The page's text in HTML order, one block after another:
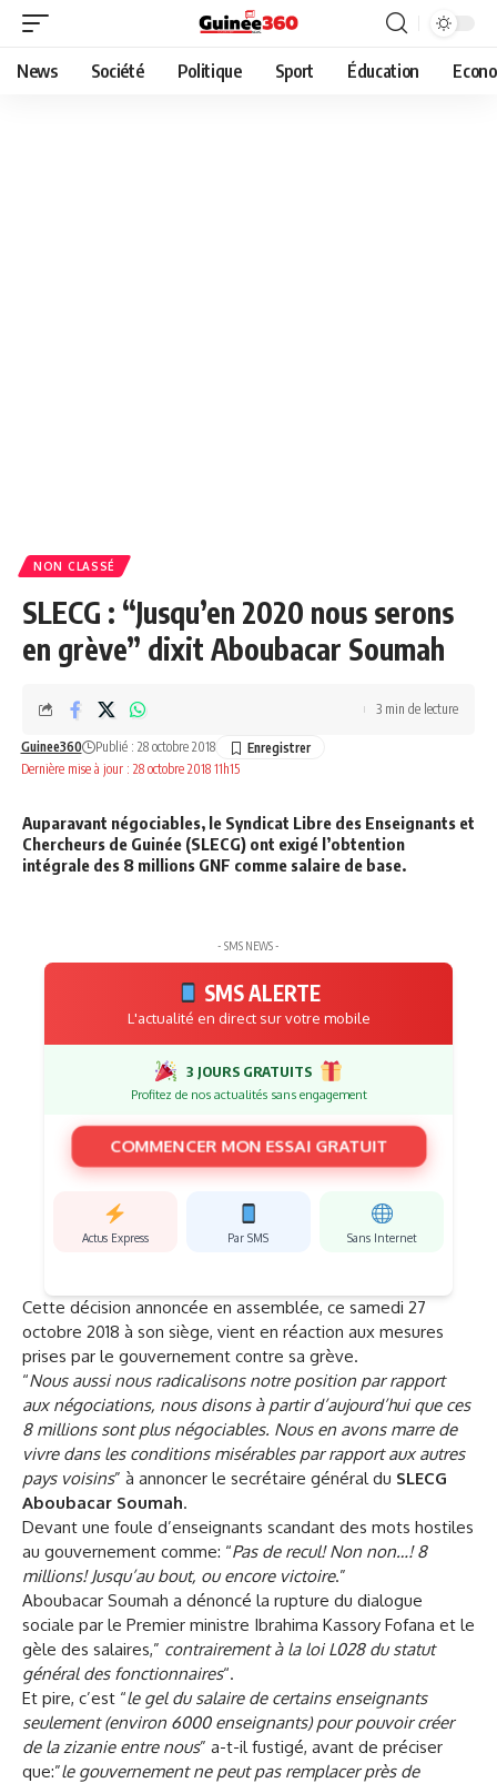
News Société Politique Sport Éducation
NON CLASSÉ
SLECG : “Jusqu’en 2020 nous serons
en grève” dixit Aboubacar Soumah
Dernière mise à jour : 28 octobre 2018 11h15
Guinee360 Publié : 28 octobre 2018
3 min de lecture
Auparavant négociables, le Syndicat Libre des Enseignants et
Chercheurs de Guinée (SLECG) ont exigé l’obtention
intégrale des 8 millions GNF comme salaire de base.
- SMS NEWS -
SMS ALERTE
L'actualité en direct sur votre mobile
3 JOURS GRATUITS
Profitez de nos actualités sans engagement
COMMENCER MON ESSAI GRATUIT
Actus Express Par SMS Sans Internet
Cette décision annoncée en assemblée, ce samedi 27
octobre 2018 à son siège, vient en réaction aux mesures
prises par le gouvernement contre sa grève.
“Nous aussi nous radicalisons notre position par rapport
aux négociations, nous disons à partir d’aujourd’hui que ces
8 millions sont plus négociables. Nous en avons marre de
vivre dans les conditions misérables par rapport aux autres
pays voisins” à annoncer le secrétaire général du SLECG
Aboubacar Soumah.
Devant une foule d’enseignants scandant des mots hostiles
au gouvernement comme: “Pas de recul! Non non…! 8
millions! Jusqu’au bout, ou encore victoire.”
Aboubacar Soumah a dénoncé la rupture du dialogue
sociale par le Premier ministre Ibrahima Kassory Fofana et le
gèle des salaires,” contrairement à la loi L028 du statut
général des fonctionnaires“.
Et pire, c’est “le gel du salaire de certains enseignants
seulement (environ 6000 enseignants) pour pouvoir créer
de la zizanie entre nous” a-t-il fustigé, avant de préciser
que:”le gouvernement ne peut pas remplacer près de